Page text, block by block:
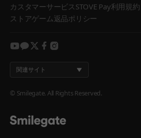
カスタマーサービスSTOVE Pay利用規約
ストアゲーム返品ポリシー
youtube
kakao
twitter
facebook
instagram
関連サイト
© Smilegate. All Rights Reserved.